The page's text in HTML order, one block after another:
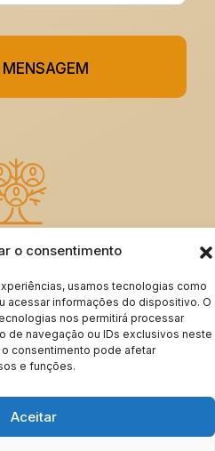
o consentimento
usamos tecnologias como
acessar informações do dispositivo. O
nos permitirá processar
de navegação ou IDs exclusivos neste
consentimento pode afetar
e funções.
Aceitar
DE VISITAS
rangeldordetto.com ®
reservados © 2024